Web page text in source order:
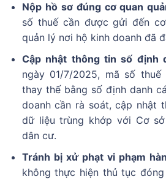
Nộp hồ sơ đúng cơ quan
số thuế cần được gửi đến
quản lý nơi hộ kinh doanh đã
Cập nhật thông tin số định
ngày 01/7/2025, mã số
thay thế bằng số định danh
doanh cần rà soát, cập nhật
dữ liệu trùng khớp với Cơ
dân cư.
Tránh bị xử phạt vi phạm
không thực hiện thủ tục